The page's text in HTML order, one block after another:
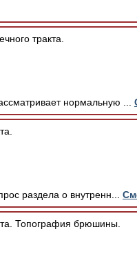
тракта.
нормальную ...
раздела о внутренн...
Топография брюшины.